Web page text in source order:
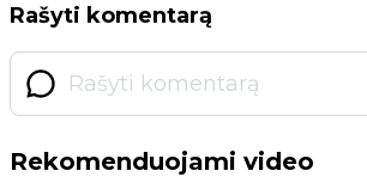
Rašyti komentarą
Rekomenduojami video